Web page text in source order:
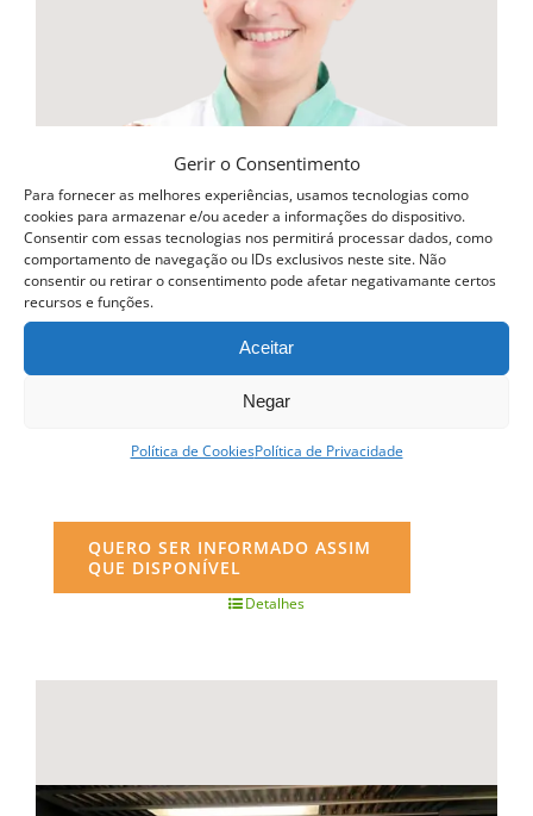
Gerir o Consentimento
Para fornecer as melhores experiências, usamos tecnologias como
cookies para armazenar e/ou aceder a informações do dispositivo.
Consentir com essas tecnologias nos permitirá processar dados, como
comportamento de navegação ou IDs exclusivos neste site. Não
consentir ou retirar o consentimento pode afetar negativamante certos
recursos e funções.
Aceitar
Negar
Política de CookiesPolítica de Privacidade
Curso Profissional Pastelaria Tradicional
QUERO SER INFORMADO ASSIM
QUE DISPONÍVEL
Detalhes